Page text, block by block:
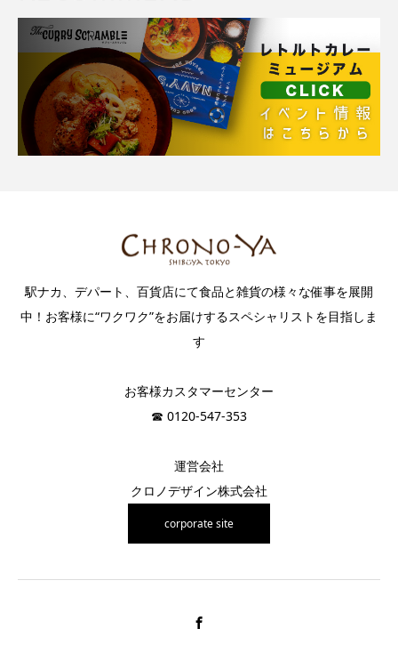
駅ナカ、デパート、百貨店にて食品と雑貨の様々な催事を展開
中！お客様に“ワクワク”をお届けするスペシャリストを目指しま
す
お客様カスタマーセンター
☎︎ 0120-547-353
運営会社
クロノデザイン株式会社
corporate site